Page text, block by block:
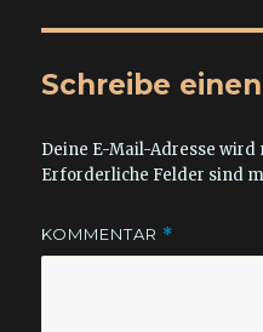
Schreibe
Deine E-Mail-Adresse
Erforderliche Felder sind
KOMMENTAR *